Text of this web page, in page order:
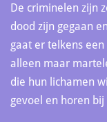
De criminelen zijn
dood zijn gegaan
gaat er telkens
alleen maar
die hun lichamen
gevoel en horen